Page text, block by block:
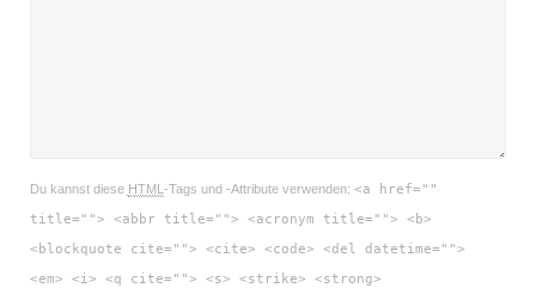
Du kannst diese HTML -Tags und -Attribute verwenden: <a href=""
title=""> <abbr title=""> <acronym title=""> <b>
<blockquote cite=""> <cite> <code> <del datetime="">
<em> <i> <q cite=""> <s> <strike> <strong>